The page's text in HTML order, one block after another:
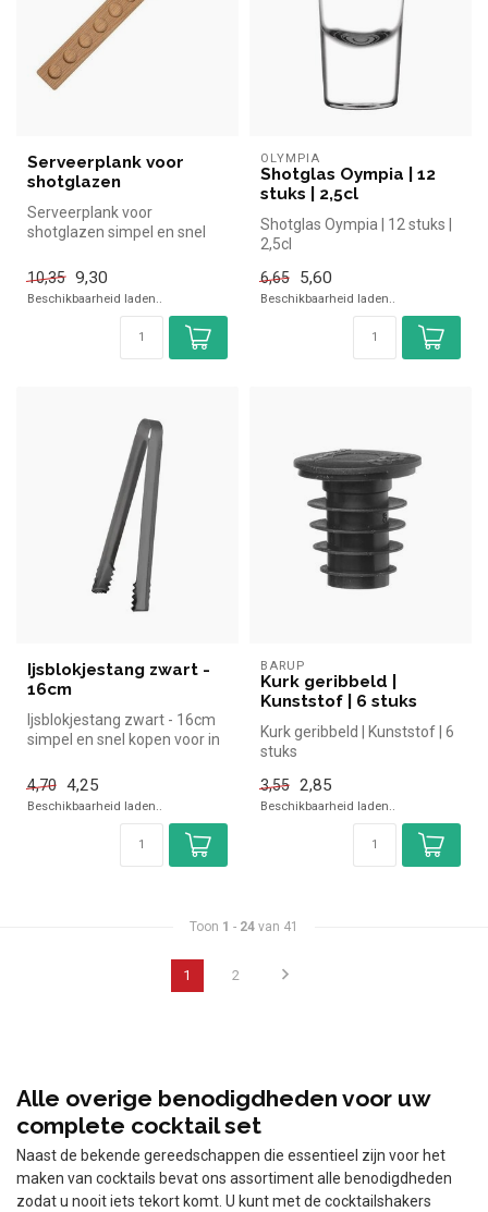
Serveerplank voor
shotglazen
Serveerplank voor
shotglazen simpel en snel
Overzichtel...
10,35 9,30
Beschikbaarheid laden..
OLYMPIA
Shotglas Oympia | 12
stuks | 2,5cl
Shotglas Oympia | 12 stuks |
2,5cl
6,65
5,60
Beschikbaarheid laden..
Ijsblokjestang zwart -
16cm
Ijsblokjestang zwart - 16cm
simpel en snel kopen voor in
4,70 4,25
Beschikbaarheid laden..
BARUP
Kurk geribbeld |
Kunststof | 6 stuks
Kurk geribbeld | Kunststof | 6
stuks
3,55 2,85
Beschikbaarheid laden..
Toon 1 - 24 van 41
1 2
Alle overige benodigdheden voor uw
complete cocktail set
Naast de bekende gereedschappen die essentieel zijn voor het
maken van cocktails bevat ons assortiment alle benodigdheden
zodat u nooit iets tekort komt. U kunt met de cocktailshakers